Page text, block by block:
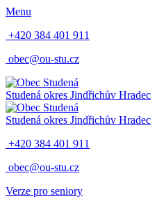
Menu
+420 384 401 911
obec@ou-stu.cz
Studená okres Jindřichův Hradec
Studená okres Jindřichův Hradec
+420 384 401 911
obec@ou-stu.cz
Verze pro seniory